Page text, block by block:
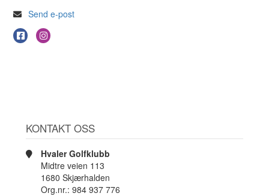
Send e-post
KONTAKT OSS
Hvaler Golfklubb
Midtre veien 113
1680 Skjærhalden
Org.nr.: 984 937 776